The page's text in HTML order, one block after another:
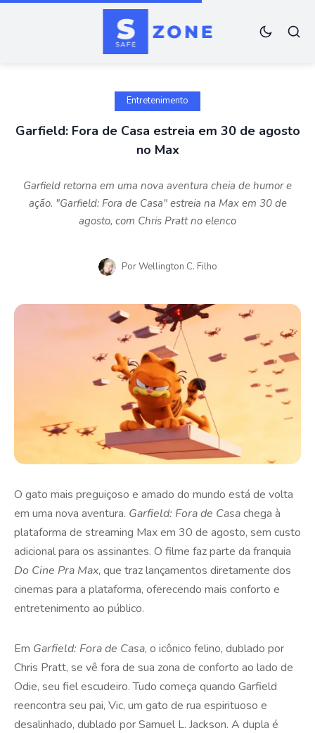
Entretenimento
Garfield: Fora de Casa estreia em 30 de agosto
no Max
Garfield retorna em uma nova aventura cheia de humor e
ação. "Garfield: Fora de Casa" estreia na Max em 30 de
agosto, com Chris Pratt no elenco
PorWellington C. Filho
O gato mais preguiçoso e amado do mundo está de volta
em uma nova aventura. Garfield: Fora de Casachega à
plataforma de streaming Max em 30 de agosto, sem custo
adicional para os assinantes. O filme faz parte da franquia
Do Cine Pra Max, que traz lançamentos diretamente dos
cinemas para a plataforma, oferecendo mais conforto e
entretenimento ao público.
Em Garfield: Fora de Casa, o icônico felino, dublado por
Chris Pratt, se vê fora de sua zona de conforto ao lado de
Odie, seu fiel escudeiro. Tudo começa quando Garfield
reencontra seu pai, Vic, um gato de rua espirituoso e
desalinhado, dublado por Samuel L. Jackson. A dupla é